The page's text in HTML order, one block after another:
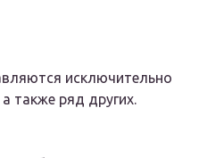
исключительно
также ряд других.